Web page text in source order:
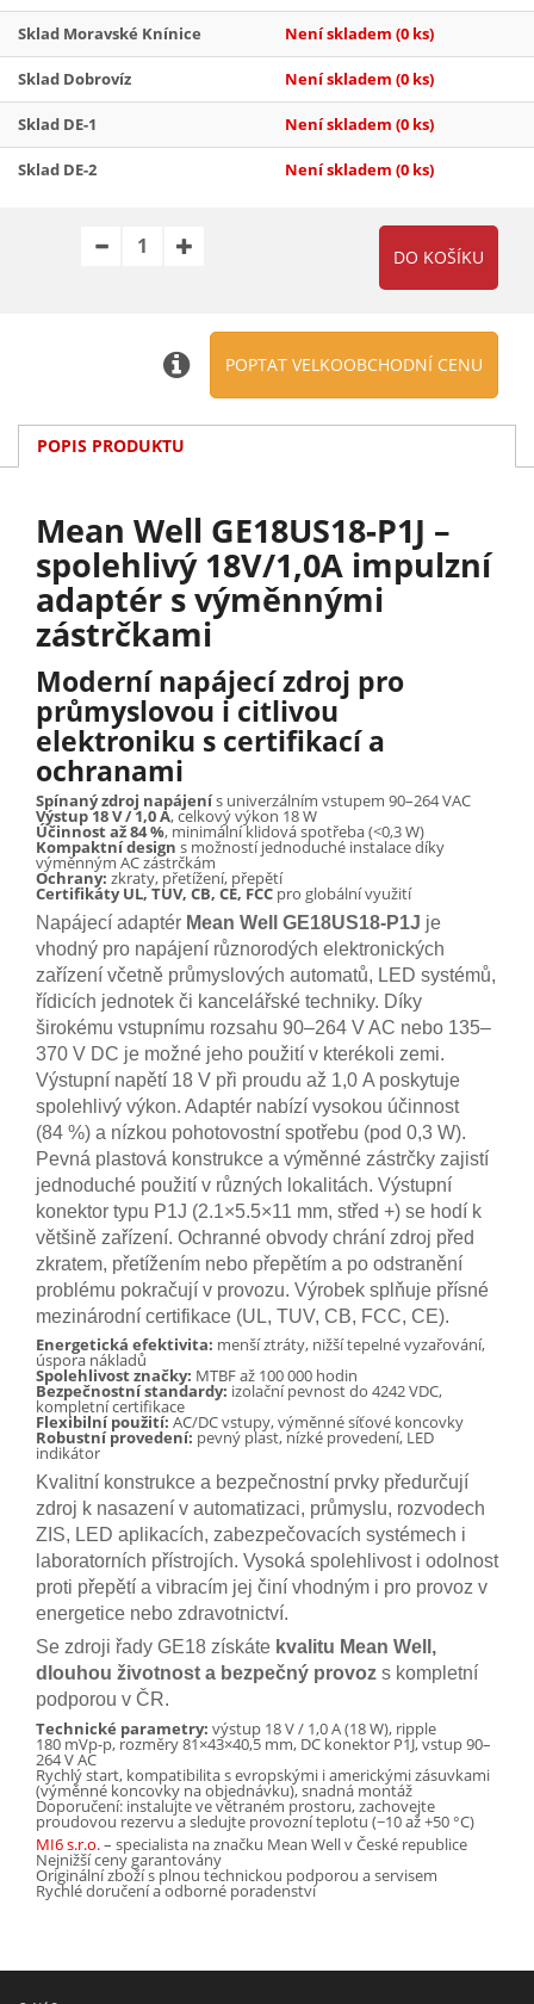
Sklad Moravské Knínice Není skladem (0 ks)
Sklad Dobrovíz Není skladem (0 ks)
Sklad DE-1 Není skladem (0 ks)
Sklad DE-2 Není skladem (0 ks)
POPTAT VELKOOBCHODNÍ CENU
POPIS PRODUKTU
Mean Well GE18US18‑P1J –
spolehlivý 18V/1,0A impulzní
adaptér s výměnnými
zástrčkami
Moderní napájecí zdroj pro
průmyslovou i citlivou
elektroniku s certifikací a
ochranami
Spínaný zdroj napájenís univerzálním vstupem 90–264 VAC
Výstup 18 V / 1,0 A, celkový výkon 18 W
Účinnost až 84 %, minimální klidová spotřeba (<0,3 W)
Kompaktní design s možností jednoduché instalace díky
výměnným AC zástrčkám
Ochrany: zkraty, přetížení, přepětí
Certifikáty UL, TUV, CB, CE, FCC pro globální využití
Napájecí adaptér Mean Well GE18US18‑P1J je
vhodný pro napájení různorodých elektronických
zařízení včetně průmyslových automatů, LED systémů,
řídicích jednotek či kancelářské techniky. Díky
širokému vstupnímu rozsahu 90–264 V AC nebo 135–
370 V DC je možné jeho použití v kterékoli zemi.
Výstupní napětí 18 V při proudu až 1,0 A poskytuje
spolehlivý výkon. Adaptér nabízí vysokou účinnost
(84 %) a nízkou pohotovostní spotřebu (pod 0,3 W).
Pevná plastová konstrukce a výměnné zástrčky zajistí
jednoduché použití v různých lokalitách. Výstupní
konektor typu P1J (2.1×5.5×11 mm, střed +) se hodí k
většině zařízení. Ochranné obvody chrání zdroj před
zkratem, přetížením nebo přepětím a po odstranění
problému pokračují v provozu. Výrobek splňuje přísné
mezinárodní certifikace (UL, TUV, CB, FCC, CE).
Energetická efektivita: menší ztráty, nižší tepelné vyzařování,
úspora nákladů
Spolehlivost značky: MTBF až 100 000 hodin
Bezpečnostní standardy: izolační pevnost do 4242 VDC,
kompletní certifikace
Flexibilní použití: AC/DC vstupy, výměnné síťové koncovky
Robustní provedení: pevný plast, nízké provedení, LED
indikátor
Kvalitní konstrukce a bezpečnostní prvky předurčují
zdroj k nasazení v automatizaci, průmyslu, rozvodech
ZIS, LED aplikacích, zabezpečovacích systémech i
laboratorních přístrojích. Vysoká spolehlivost i odolnost
proti přepětí a vibracím jej činí vhodným i pro provoz v
energetice nebo zdravotnictví.
Se zdroji řady GE18 získáte kvalitu Mean Well,
dlouhou životnost a bezpečný provoz s kompletní
podporou v ČR.
Technické parametry: výstup 18 V / 1,0 A (18 W), ripple
180 mVp-p, rozměry 81×43×40,5 mm, DC konektor P1J, vstup 90–
264 V AC
Rychlý start, kompatibilita s evropskými i americkými zásuvkami
(výměnné koncovky na objednávku), snadná montáž
Doporučení: instalujte ve větraném prostoru, zachovejte
proudovou rezervu a sledujte provozní teplotu (−10 až +50 °C)
MI6 s.r.o.– specialista na značku Mean Well v České republice
Nejnižší ceny garantovány
Originální zboží s plnou technickou podporou a servisem
Rychlé doručení a odborné poradenství